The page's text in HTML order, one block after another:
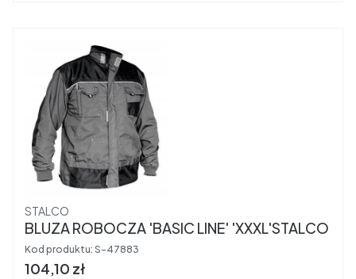
Producent
STALCO
BLUZA ROBOCZA 'BASIC LINE' 'XXXL'STALCO
Kod produktu: S-47883
Cena brutto
104,10 zł